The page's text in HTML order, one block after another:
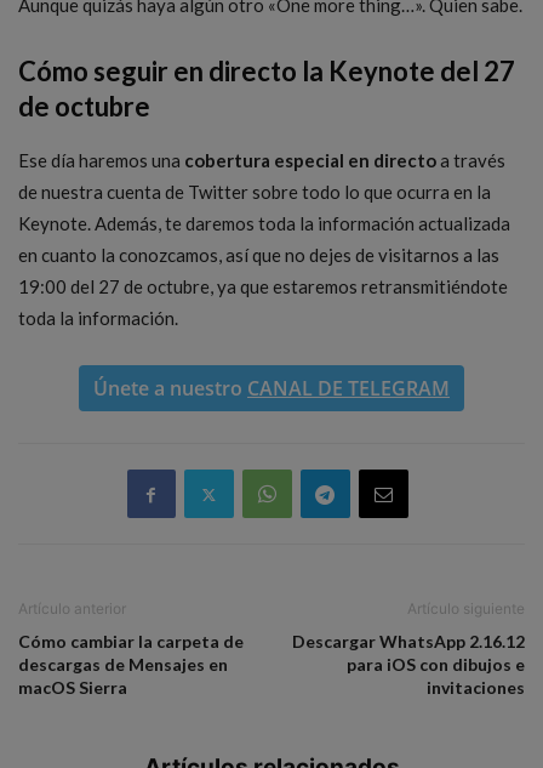
Aunque quizás haya algún otro «One more thing…». Quien sabe.
Cómo seguir en directo la Keynote del 27
de octubre
Ese día haremos una cobertura especial en directoa través
de nuestra cuenta de Twitter sobre todo lo que ocurra en la
Keynote. Además, te daremos toda la información actualizada
en cuanto la conozcamos, así que no dejes de visitarnos a las
19:00 del 27 de octubre, ya que estaremos retransmitiéndote
toda la información.
Únete a nuestro CANAL DE TELEGRAM
Artículo anterior
Cómo cambiar la carpeta de
descargas de Mensajes en
macOS Sierra
Artículo siguiente
Descargar WhatsApp 2.16.12
para iOS con dibujos e
invitaciones